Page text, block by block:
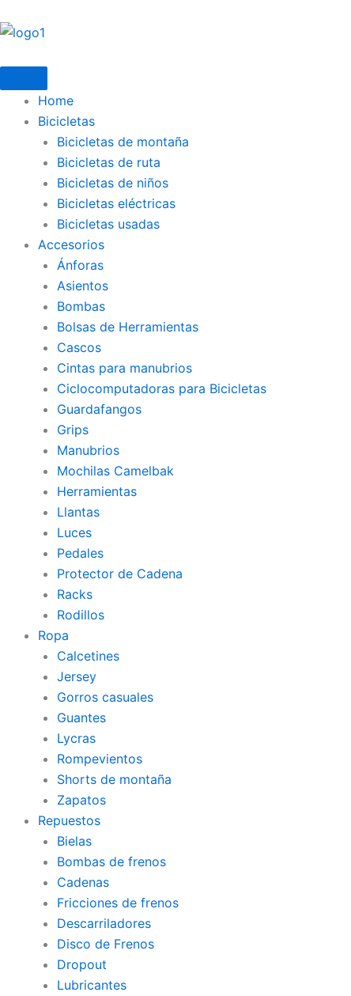
al
Home
Bicicletas
Bicicletas de montaña
Bicicletas de ruta
Bicicletas de niños
Bicicletas eléctricas
Bicicletas usadas
Accesorios
Ánforas
Asientos
Bombas
Bolsas de Herramientas
Cascos
Cintas para manubrios
Ciclocomputadoras para Bicicletas
Guardafangos
Grips
Manubrios
Mochilas Camelbak
Herramientas
Llantas
Luces
Pedales
Protector de Cadena
Racks
Rodillos
Ropa
Calcetines
Jersey
Gorros casuales
Guantes
Lycras
Rompevientos
Shorts de montaña
Zapatos
Repuestos
Bielas
Bombas de frenos
Cadenas
Fricciones de frenos
Descarriladores
Disco de Frenos
Dropout
Lubricantes